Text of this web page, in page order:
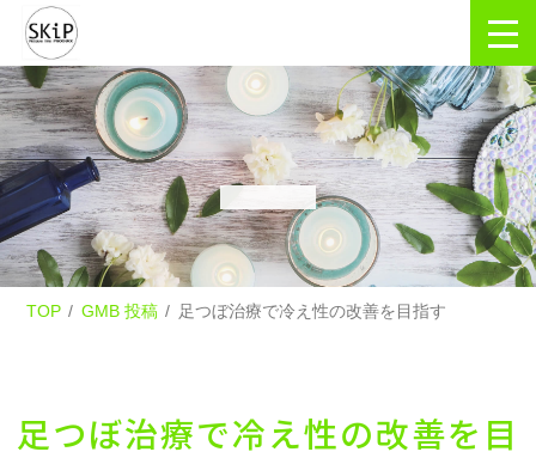
TOP GMB 投稿 足つぼ治療で冷え性の改善を目指す
足つぼ治療で冷え性の改善を目